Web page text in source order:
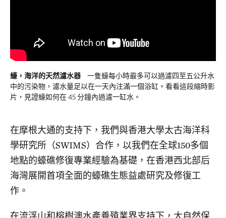
蠔，海洋的天然濾水器
一隻蠔每小時最多可以過濾四至五公升水
中的污染物，濾水量足以在一天內注滿一個浴缸。看看這段縮時影
片，見證蠔如何在 45 分鐘內過濾一缸水。
在摩根大通的支持下，我們與香港大學太古海洋科
學研究所（SWIMS）合作，以我們在全球150多個
地點的蠔礁修復專業經驗為基礎，在香港西北部后
海灣展開首項全面的蠔礁生態益處研究及修復工
作。
在流浮山和榕樹澳水產養殖業界支持下，大自然保